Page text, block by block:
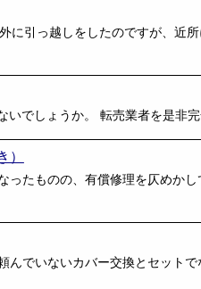
引っ越しをしたのですが、近
でしょうか。 転売業者を是非完
）
たものの、有償修理を仄めか
でいないカバー交換とセット